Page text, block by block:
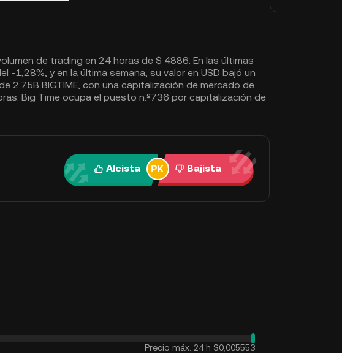
de trading en 24 horas de $ 4886. En las últimas
-1,28%, y en la última semana, su valor en USD bajó un
2.75B BIGTIME, con una capitalización de mercado de
Big Time ocupa el puesto n.º736 por capitalización de
Alcista Bajista
Precio máx. 24 h $0,005553